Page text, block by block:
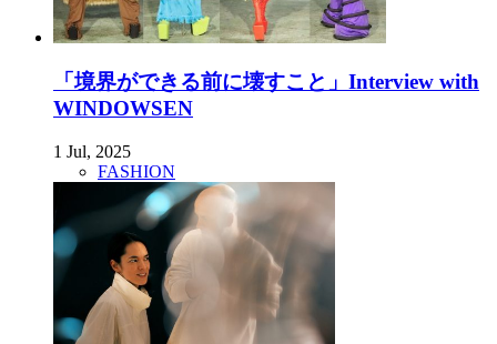
「境界ができる前に壊すこと」Interview with
WINDOWSEN
1 Jul, 2025
FASHION